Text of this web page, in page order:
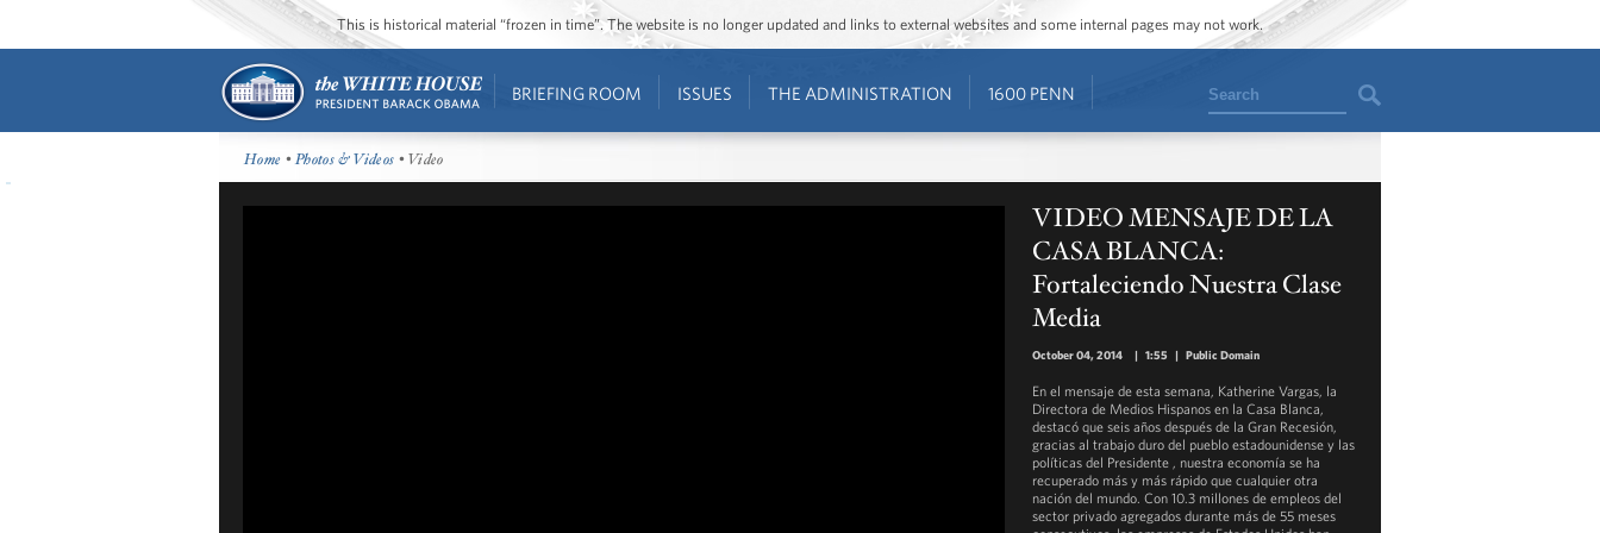
This is historical material “frozen in time”. The website is no longer updated and links to external websites and some internal pages may not work.
BRIEFING ROOM ISSUES THE ADMINISTRATION 1600 PENN Search
Home •Photos & Videos • Video
VIDEO MENSAJE DE LA
CASA BLANCA:
Fortaleciendo Nuestra Clase
Media
October 04, 2014 | 1:55 | Public Domain
En el mensaje de esta semana, Katherine Vargas, la
Directora de Medios Hispanos en la Casa Blanca,
destacó que seis años después de la Gran Recesión,
gracias al trabajo duro del pueblo estadounidense y las
políticas del Presidente , nuestra economía se ha
recuperado más y más rápido que cualquier otra
nación del mundo. Con 10.3 millones de empleos del
sector privado agregados durante más de 55 meses